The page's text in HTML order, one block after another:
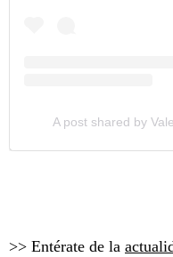
A post shared by
>> Entérate de la